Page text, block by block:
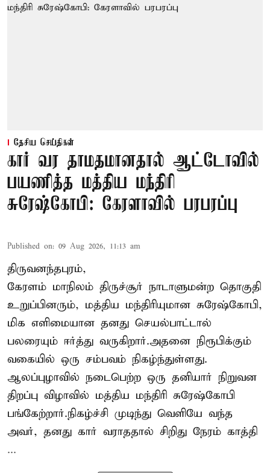
தேசிய செய்திகள்
கார் வர தாமதமானதால் ஆட்டோவில்
பயணித்த மத்திய மந்திரி
சுரேஷ்கோபி: கேரளாவில் பரபரப்பு
Published on: 09 Aug 2026, 11:13 am
திருவனந்தபுரம்,
கேரளம் மாநிலம் திருச்சூர் நாடாளுமன்ற தொகுதி
உறுப்பினரும், மத்திய மந்திரியுமான சுரேஷ்கோபி,
மிக எளிமையான தனது செயல்பாட்டால்
பலரையும் ஈர்த்து வருகிறார்.அதனை நிரூபிக்கும்
வகையில் ஒரு சம்பவம் நிகழ்ந்துள்ளது.
ஆலப்புழாவில் நடைபெற்ற ஒரு தனியார் நிறுவன
திறப்பு விழாவில் மத்திய மந்திரி சுரேஷ்கோபி
பங்கேற்றார்.நிகழ்ச்சி முடிந்து வெளியே வந்த
அவர், தனது கார் வராததால் சிறிது நேரம் காத்தி
...